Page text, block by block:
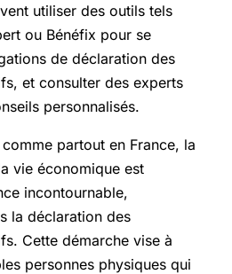
utiliser des outils tels
ou Bénéfix pour se
de déclaration des
et consulter des experts
personnalisés.
comme partout en France, la
vie économique est
incontournable,
la déclaration des
Cette démarche vise à
personnes physiques qui